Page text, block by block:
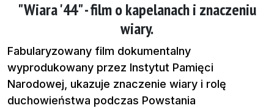
"Wiara '44" - film o kapelanach i znaczeniu
wiary.
Fabularyzowany film dokumentalny
wyprodukowany przez Instytut Pamięci
Narodowej, ukazuje znaczenie wiary i rolę
duchowieństwa podczas Powstania